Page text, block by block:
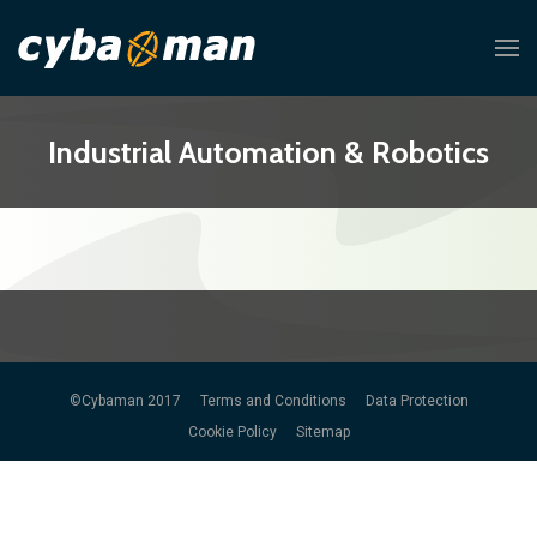
Industrial Automation & Robotics
©Cybaman 2017 Terms and Conditions
Data Protection
Cookie Policy
Sitemap